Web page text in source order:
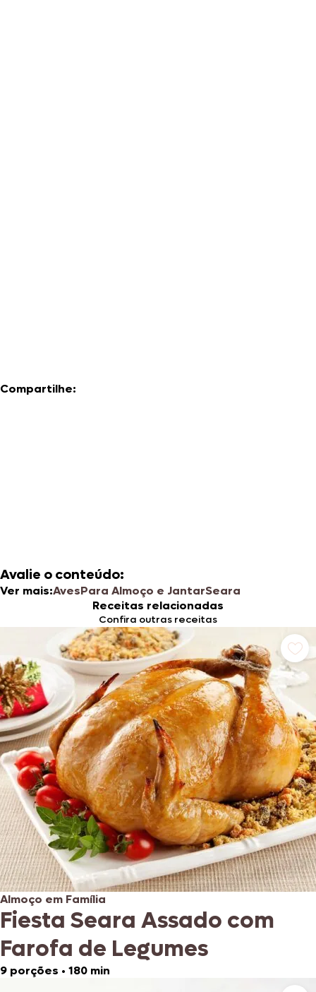
Compartilhe:
Avalie o conteúdo:
Ver mais:AvesPara Almoço e JantarSeara
Receitas relacionadas
Confira outras receitas
Almoço em Família
Fiesta Seara Assado com
Farofa de Legumes
9 porções • 180 min